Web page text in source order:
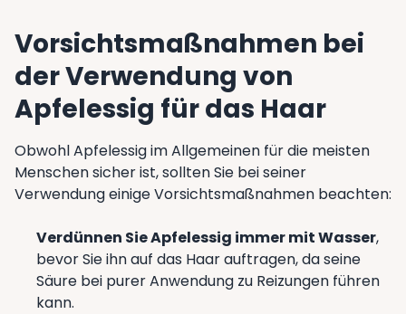
Vorsichtsmaßnahmen bei
der Verwendung von
Apfelessig für das Haar
Obwohl Apfelessig im Allgemeinen für die meisten
Menschen sicher ist, sollten Sie bei seiner
Verwendung einige Vorsichtsmaßnahmen beachten:
Verdünnen Sie Apfelessig immer mit Wasser,
bevor Sie ihn auf das Haar auftragen, da seine
Säure bei purer Anwendung zu Reizungen führen
kann.